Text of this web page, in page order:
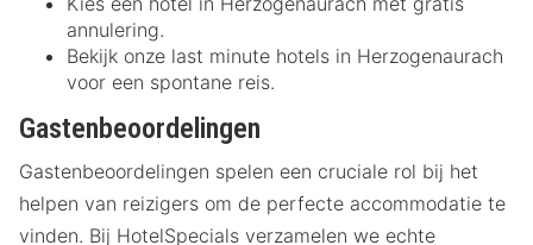
annulering.
Bekijk onze last minute hotels in Herzogenaurach
voor een spontane reis.
Gastenbeoordelingen
Gastenbeoordelingen spelen een cruciale rol bij het
helpen van reizigers om de perfecte accommodatie te
vinden. Bij HotelSpecials verzamelen we echte